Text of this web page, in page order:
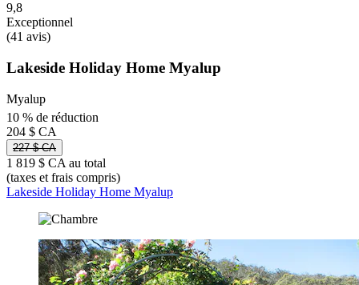
9,8
Exceptionnel
(41 avis)
Lakeside Holiday Home Myalup
Myalup
10 % de réduction
204 $ CA
227 $ CA
1 819 $ CA au total
(taxes et frais compris)
Lakeside Holiday Home Myalup